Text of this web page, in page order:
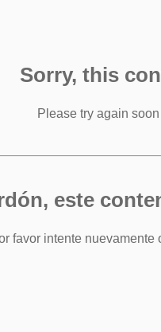
Sorry, this
Please try again
este
favor intente nuevamente